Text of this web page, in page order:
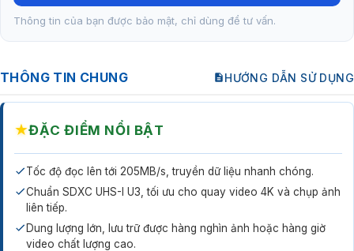
Thông tin của bạn được bảo mật, chỉ dùng để tư vấn.
THÔNG TIN CHUNG HƯỚNG DẪN SỬ DỤNG
★ĐẶC ĐIỂM NỔI BẬT
Tốc độ đọc lên tới 205MB/s, truyền dữ liệu nhanh chóng.
Chuẩn SDXC UHS-I U3, tối ưu cho quay video 4K và chụp ảnh
liên tiếp.
Dung lượng lớn, lưu trữ được hàng nghìn ảnh hoặc hàng giờ
video chất lượng cao.